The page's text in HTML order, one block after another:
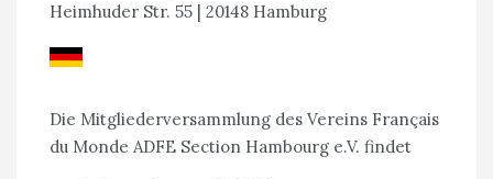
Heimhuder Str. 55 | 20148 Hamburg
Die Mitgliederversammlung des Vereins Français
du Monde ADFE Section Hambourg e.V. findet